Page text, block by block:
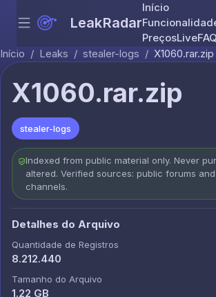
Skip to
Menu LeakRadar
Início
PreçosLiveFAQ
Início / Leaks / stealer-logs / X1060.rar.zip
X1060.rar.zip
stealer-logs
Indexed from public material only. Never
altered. Verified sources: public forums
channels.
Detalhes do Arquivo
Quantidade de Registros
8.212.440
Tamanho do Arquivo
1.22 GB